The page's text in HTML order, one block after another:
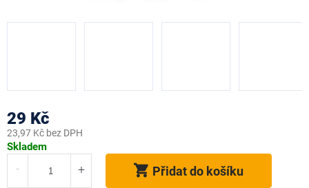
29 Kč
23,97 Kč bez DPH
Měrná
Skladem
Přidat do košíku